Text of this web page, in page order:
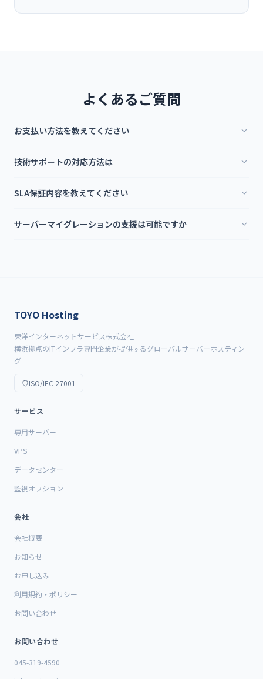
よくあるご質問
お支払い方法を教えてください
技術サポートの対応方法は
SLA保証内容を教えてください
サーバーマイグレーションの支援は可能ですか
TOYO Hosting
東洋インターネットサービス株式会社
横浜拠点のITインフラ専門企業が提供するグローバルサーバーホスティン
グ
ISO/IEC 27001
サービス
専用サーバー
VPS
データセンター
監視オプション
会社
会社概要
お知らせ
お申し込み
利用規約・ポリシー
お問い合わせ
お問い合わせ
045-319-4590